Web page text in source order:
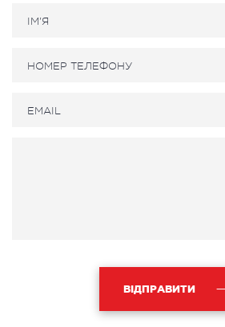
ВІДПРАВИТИ